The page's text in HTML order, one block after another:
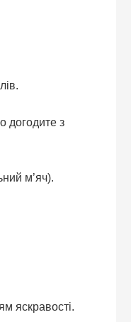
догодите з
м’яч).
яскравості.